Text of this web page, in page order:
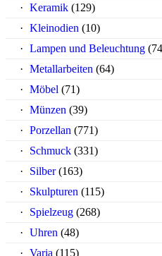
Keramik (129)
Kleinodien (10)
Lampen und Beleuchtung
Metallarbeiten (64)
Möbel (71)
Münzen (39)
Porzellan (771)
Schmuck (331)
Silber (163)
Skulpturen (115)
Spielzeug (268)
Uhren (48)
Varia (115)